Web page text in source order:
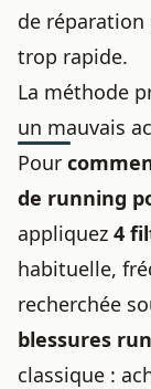
de
trop rapide.
La méthode
un mauvais
Pour
de running
appliquez 4
habituelle,
recherchée
blessures
classique :